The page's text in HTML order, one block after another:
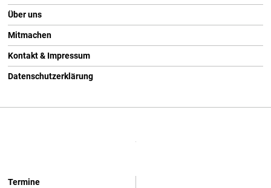
Über uns
Mitmachen
Kontakt & Impressum
Datenschutzerklärung
Termine